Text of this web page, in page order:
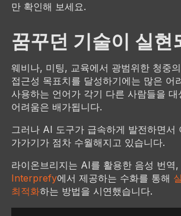
만 확인해 보세요.
꿈꾸던 기술이 실현
웨비나, 미팅, 교육에서 광범위한 청중
접근성 목표치를 달성하기에는 많은 어
사용하는 언어가 각기 다른 사람들을
어려움은 배가됩니다.
그러나 AI 도구가 급속하게 발전하면서
가가기가 점차 수월해지고 있습니다.
라이온브리지는 AI를 활용한 음성 번역
Interprefy에서 제공하는 수화를 통해
최적화하는 방법을 시연했습니다.